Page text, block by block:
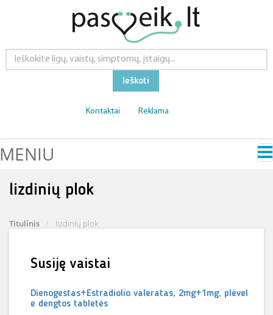
Ieškoti
Kontaktai Reklama
MENIU
lizdinių plok
Titulinis lizdinių plok
Susiję vaistai
Dienogestas+Estradiolio valeratas, 2mg+1mg, plėvel
e dengtos tabletės